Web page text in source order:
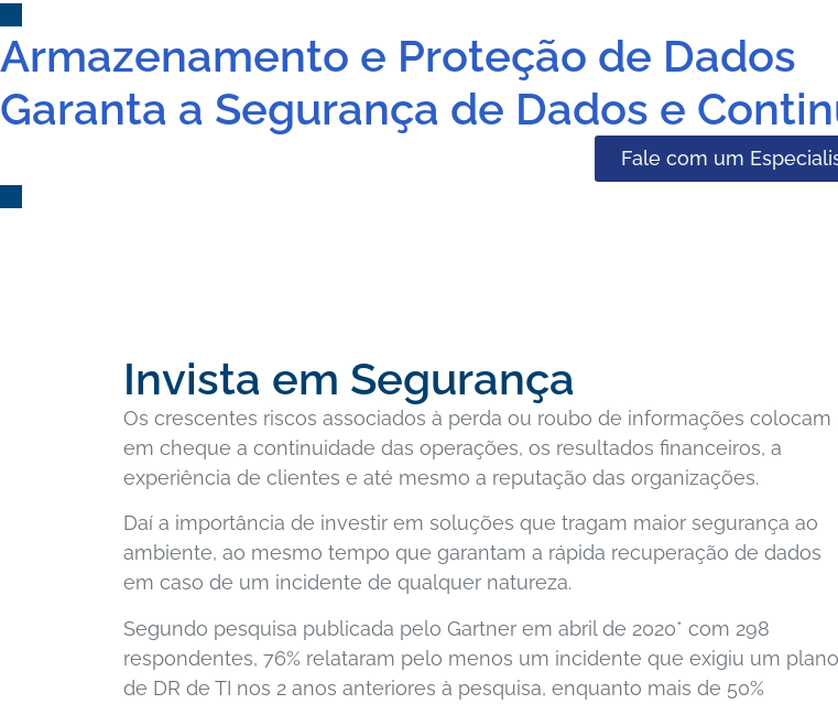
Armazenamento e Proteção de Dados
Garanta a Segurança de Dados e
Fale com um
Invista em Segurança
Os crescentes riscos associados à perda ou roubo de informações colocam
em cheque a continuidade das operações, os resultados financeiros, a
experiência de clientes e até mesmo a reputação das organizações.
Daí a importância de investir em soluções que tragam maior segurança ao
ambiente, ao mesmo tempo que garantam a rápida recuperação de dados
em caso de um incidente de qualquer natureza.
Segundo pesquisa publicada pelo Gartner em abril de 2020* com 298
respondentes, 76% relataram pelo menos um incidente que exigiu um plano
de DR de TI nos 2 anos anteriores à pesquisa, enquanto mais de 50%